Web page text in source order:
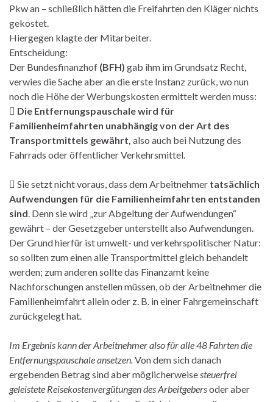
Pkw an – schließlich hätten die Freifahrten den Kläger nichts
gekostet.
Hiergegen klagte der Mitarbeiter.
Entscheidung:
Der Bundesfinanzhof (BFH) gab ihm im Grundsatz Recht,
verwies die Sache aber an die erste Instanz zurück, wo nun
noch die Höhe der Werbungskosten ermittelt werden muss:
 Die Entfernungspauschale wird für
Familienheimfahrten unabhängig von der Art des
Transportmittels gewährt, also auch bei Nutzung des
Fahrrads oder öffentlicher Verkehrsmittel.
 Sie setzt nicht voraus, dass dem Arbeitnehmer tatsächlich
Aufwendungen für die Familienheimfahrten entstanden
sind. Denn sie wird „zur Abgeltung der Aufwendungen“
gewährt – der Gesetzgeber unterstellt also Aufwendungen.
Der Grund hierfür ist umwelt- und verkehrspolitischer Natur:
so sollten zum einen alle Transportmittel gleich behandelt
werden; zum anderen sollte das Finanzamt keine
Nachforschungen anstellen müssen, ob der Arbeitnehmer die
Familienheimfahrt allein oder z. B. in einer Fahrgemeinschaft
zurückgelegt hat.
Im Ergebnis kann der Arbeitnehmer also für alle 48 Fahrten die
Entfernungspauschale ansetzen.Von dem sich danach
ergebenden Betrag sind aber möglicherweisesteuerfrei
geleistete Reisekostenvergütungen des Arbeitgebersoder aber